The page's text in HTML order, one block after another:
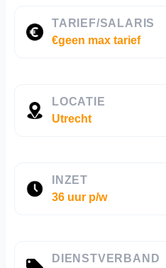
TARIEF/SALARIS
€geen max tarief
LOCATIE
Utrecht
INZET
36 uur p/w
DIENSTVERBAND